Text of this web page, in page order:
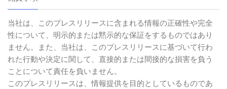
当社は、このプレスリリースに含まれる情報の正確性や完全
性について、明示的または黙示的な保証をするものではあり
ません。また、当社は、このプレスリリースに基づいて行わ
れた行動や決定に関して、直接的または間接的な損害を負う
ことについて責任を負いません。
このプレスリリースは、情報提供を目的としているものであ